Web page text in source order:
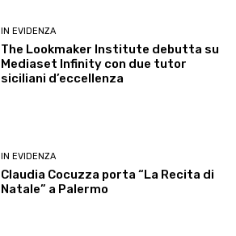
IN EVIDENZA
The Lookmaker Institute debutta su
Mediaset Infinity con due tutor
siciliani d’eccellenza
IN EVIDENZA
Claudia Cocuzza porta “La Recita di
Natale” a Palermo